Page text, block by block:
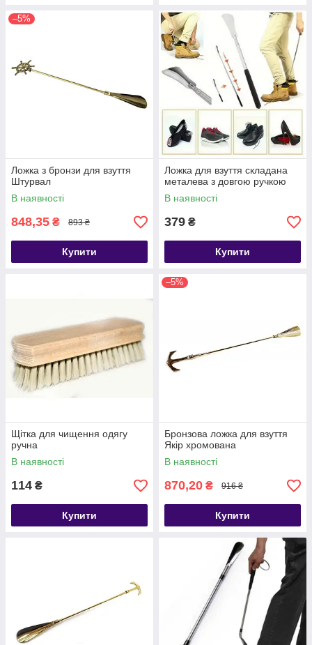
–5%
Ложка з бронзи для взуття
Штурвал
В наявності
848,35 ₴ 893 ₴
Купити
Ложка для взуття складана
металева з довгою ручкою
В наявності
379 ₴
Купити
Щітка для чищення одягу
ручна
В наявності
114 ₴
Купити
–5%
Бронзова ложка для взуття
Якір хромована
В наявності
870,20 ₴ 916 ₴
Купити